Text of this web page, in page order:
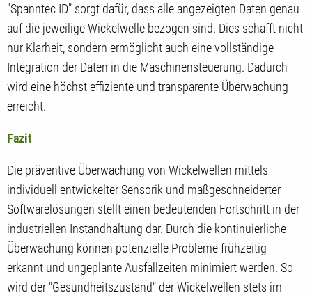
"Spanntec ID" sorgt dafür, dass alle angezeigten Daten genau
auf die jeweilige Wickelwelle bezogen sind. Dies schafft nicht
nur Klarheit, sondern ermöglicht auch eine vollständige
Integration der Daten in die Maschinensteuerung. Dadurch
wird eine höchst effiziente und transparente Überwachung
erreicht.
Fazit
Die präventive Überwachung von Wickelwellen mittels
individuell entwickelter Sensorik und maßgeschneiderter
Softwarelösungen stellt einen bedeutenden Fortschritt in der
industriellen Instandhaltung dar. Durch die kontinuierliche
Überwachung können potenzielle Probleme frühzeitig
erkannt und ungeplante Ausfallzeiten minimiert werden. So
wird der "Gesundheitszustand" der Wickelwellen stets im